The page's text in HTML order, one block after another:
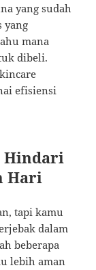
yang sudah
yang
mana
dibeli.
efisiensi
Hindari
Hari
tapi kamu
dalam
beberapa
lebih aman